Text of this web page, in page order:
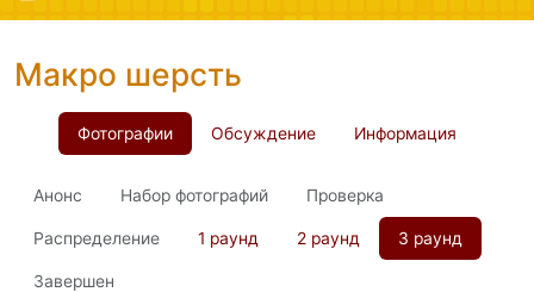
Макро шерсть
Фотографии Обсуждение Информация
Анонс Набор фотографий Проверка
Распределение 1 раунд 2 раунд 3 раунд
Завершен